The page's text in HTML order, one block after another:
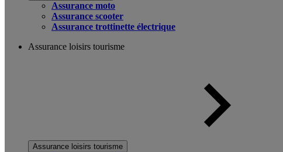
Assurance moto
Assurance scooter
Assurance trottinette électrique
Assurance loisirs tourisme
Assurance loisirs tourisme